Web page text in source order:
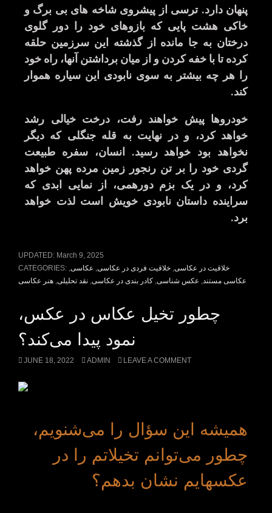
پنهان دارد.ترسی از پیشروی شاخه های بی برگ و
خاکی هشت پایی که بازوهای خود را دور گلوی
درختان به جا مانده از گذشته این سرزمین حلقه
کرده تا با خفه کردن و از میان برداشتن آنها، راه خود
را هر چه بیشتر به سوی نابودی این سیاره هموار
کند.
خودروها پیش خواهند رفت، درخت خیالی رشد
خواهد کرد، و در نهایت به قله جنگلی که دیگر
نخواهد بود خواهد ‌رسید. انسان، سفره طبیعت
گردی خود را بر تن رنجور زمین مرده پهن خواهد
کرد، و در یک بزم دورهمی، از نمایی ابدی که
سراینده داستان نابودی خویش است لذت خواهد
برد.
UPDATED: March 9, 2025
CATEGORIES:
خلاقیت در عکاسی خلاقیت فردی در عکاسی عکاسی
عکاسی مستند
عکس شناسی کادر بندی در عکاسی نقد تحلیلی هنر عکاسی
چطور تخیل عکاس در عکس،
نمود پیدا می‌کند؟
JUNE 18, 2022 ADMIN LEAVE A COMMENT
همیشه این سؤال را می‌شنویم،
چطور می‌توانم تخیلاتم را در
عکسهایم نشان بدهم؟